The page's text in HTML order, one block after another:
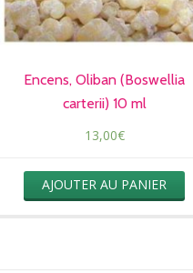
Encens, Oliban (Boswellia
carterii) 10 ml
13,00€
AJOUTER AU PANIER